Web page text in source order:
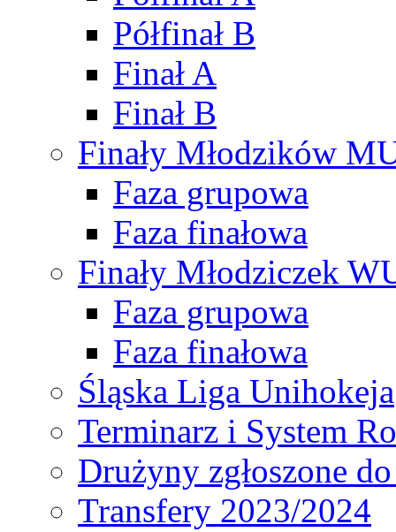
Półfinał B
Finał A
Finał B
Finały Młodzików
Faza grupowa
Faza finałowa
Finały Młodziczek
Faza grupowa
Faza finałowa
Śląska Liga Unihokeja
Terminarz i System
Drużyny zgłoszone
Transfery 2023/2024